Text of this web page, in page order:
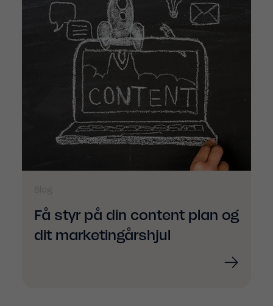
Få styr på din content plan og
dit marketingårshjul